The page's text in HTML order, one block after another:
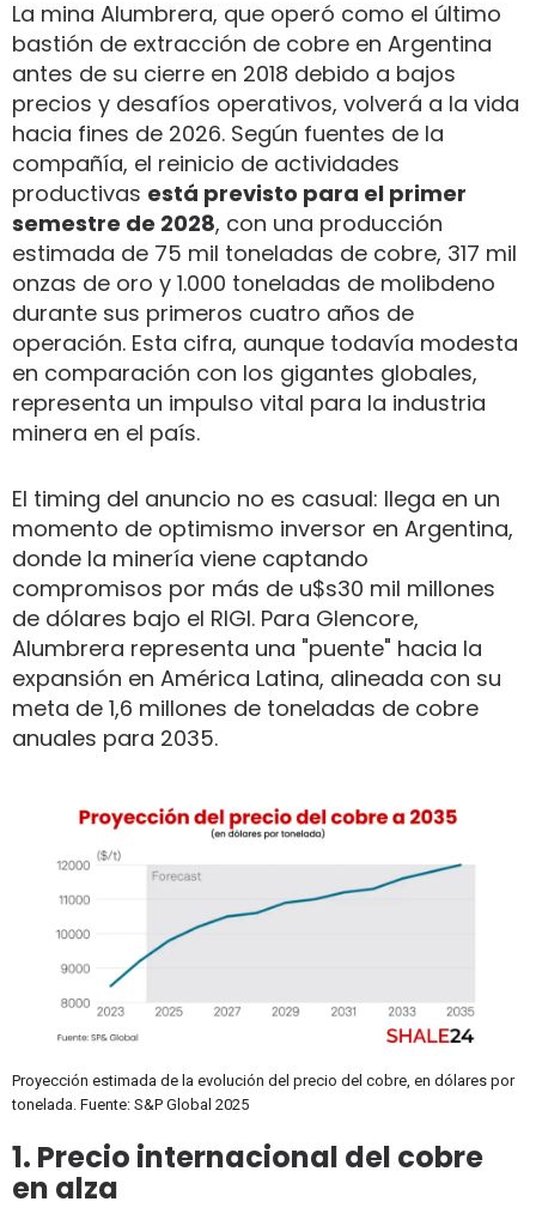
La mina Alumbrera, que operó como el último
bastión de extracción de cobre en Argentina
antes de su cierre en 2018 debido a bajos
precios y desafíos operativos, volverá a la vida
hacia fines de 2026. Según fuentes de la
compañía, el reinicio de actividades
productivas está previsto para el primer
semestre de 2028, con una producción
estimada de 75 mil toneladas de cobre, 317 mil
onzas de oro y 1.000 toneladas de molibdeno
durante sus primeros cuatro años de
operación. Esta cifra, aunque todavía modesta
en comparación con los gigantes globales,
representa un impulso vital para la industria
minera en el país.
El timing del anuncio no es casual: llega en un
momento de optimismo inversor en Argentina,
donde la minería viene captando
compromisos por más de u$s30 mil millones
de dólares bajo el RIGI. Para Glencore,
Alumbrera representa una "puente" hacia la
expansión en América Latina, alineada con su
meta de 1,6 millones de toneladas de cobre
anuales para 2035.
Proyección estimada de la evolución del precio del cobre, en dólares por
tonelada. Fuente: S&P Global 2025
1. Precio internacional del cobre
en alza